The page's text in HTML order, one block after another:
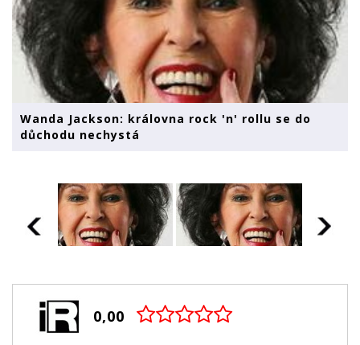
Wanda Jackson: královna rock 'n' rollu se do
důchodu nechystá
0,00